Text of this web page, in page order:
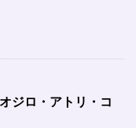
ジロ・アトリ・コ